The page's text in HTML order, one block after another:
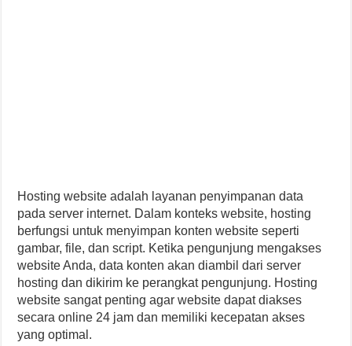
Hosting website adalah layanan penyimpanan data
pada server internet. Dalam konteks website, hosting
berfungsi untuk menyimpan konten website seperti
gambar, file, dan script. Ketika pengunjung mengakses
website Anda, data konten akan diambil dari server
hosting dan dikirim ke perangkat pengunjung. Hosting
website sangat penting agar website dapat diakses
secara online 24 jam dan memiliki kecepatan akses
yang optimal.